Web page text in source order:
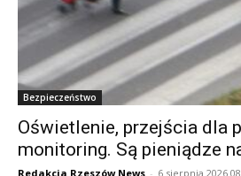
Bezpieczeństwo
Oświetlenie, przejścia dla
monitoring. Są pieniądze
Redakcja Rzeszów News - 6 sierpnia 2026